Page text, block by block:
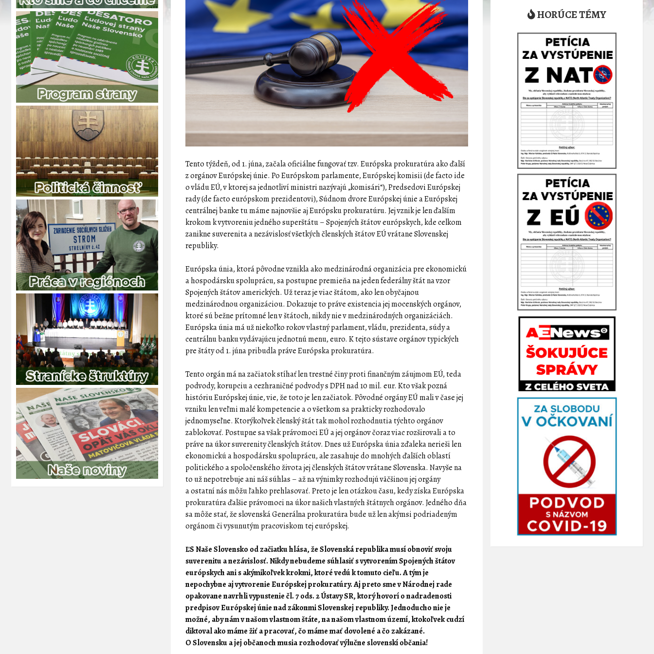
Tento týždeň, od 1. júna, začala oficiálne fungovať tzv. Európska prokuratúra ako ďalší
z orgánov Európskej únie. Po Európskom parlamente, Európskej komisii (de facto ide
o vládu EÚ, v ktorej sa jednotliví ministri nazývajú „komisári“), Predsedovi Európskej
rady (de facto európskom prezidentovi), Súdnom dvore Európskej únie a Európskej
centrálnej banke tu máme najnovšie aj Európsku prokuratúru. Jej vznik je len ďalším
krokom k vytvoreniu jedného superštátu – Spojených štátov európskych, kde celkom
zanikne suverenita a nezávislosť všetkých členských štátov EÚ vrátane Slovenskej
republiky.
Európska únia, ktorá pôvodne vznikla ako medzinárodná organizácia pre ekonomickú
a hospodársku spoluprácu, sa postupne premieňa na jeden federálny štát na vzor
Spojených štátov amerických. Už teraz je viac štátom, ako len obyčajnou
medzinárodnou organizáciou. Dokazuje to práve existencia jej mocenských orgánov,
ktoré sú bežne prítomné len v štátoch, nikdy nie v medzinárodných organizáciách.
Európska únia má už niekoľko rokov vlastný parlament, vládu, prezidenta, súdy a
centrálnu banku vydávajúcu jednotnú menu, euro. K tejto sústave orgánov typických
pre štáty od 1. júna pribudla práve Európska prokuratúra.
Tento orgán má na začiatok stíhať len trestné činy proti finančným záujmom EÚ, teda
podvody, korupciu a cezhraničné podvody s DPH nad 10 mil. eur. Kto však pozná
históriu Európskej únie, vie, že toto je len začiatok. Pôvodné orgány EÚ mali v čase jej
vzniku len veľmi malé kompetencie a o všetkom sa prakticky rozhodovalo
jednomyseľne. Ktorýkoľvek členský štát tak mohol rozhodnutia týchto orgánov
zablokovať. Postupne sa však právomoci EÚ a jej orgánov čoraz viac rozširovali a to
práve na úkor suverenity členských štátov. Dnes už Európska únia zďaleka nerieši len
ekonomickú a hospodársku spoluprácu, ale zasahuje do mnohých ďalších oblastí
politického a spoločenského života jej členských štátov vrátane Slovenska. Navyše na
to už nepotrebuje ani náš súhlas – až na výnimky rozhodujú väčšinou jej orgány
a ostatní nás môžu ľahko prehlasovať. Preto je len otázkou času, kedy získa Európska
prokuratúra ďalšie právomoci na úkor našich vlastných štátnych orgánov. Jedného dňa
sa môže stať, že slovenská Generálna prokuratúra bude už len akýmsi podriadeným
orgánom či vysunutým pracoviskom tej európskej.
ĽS Naše Slovensko od začiatku hlása, že Slovenská republika musí obnoviť svoju
suverenitu a nezávislosť. Nikdy nebudeme súhlasiť s vytvorením Spojených štátov
európskych ani s akýmikoľvek krokmi, ktoré vedú k tomuto cieľu. A tým je
nepochybne aj vytvorenie Európskej prokuratúry. Aj preto sme v Národnej rade
opakovane navrhli vypustenie čl. 7 ods. 2 Ústavy SR, ktorý hovorí o nadradenosti
predpisov Európskej únie nad zákonmi Slovenskej republiky. Jednoducho nie je
možné, aby nám v našom vlastnom štáte, na našom vlastnom území, ktokoľvek cudzí
diktoval ako máme žiť a pracovať, čo máme mať dovolené a čo zakázané.
O Slovensku a jej občanoch musia rozhodovať výlučne slovenskí občania!
HORÚCE TÉMY